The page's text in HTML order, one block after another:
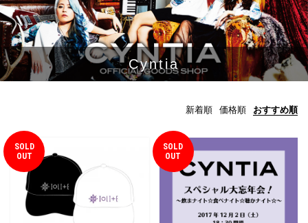
Cyntia
新着順 価格順 おすすめ順
SOLD
OUT
SOLD
OUT